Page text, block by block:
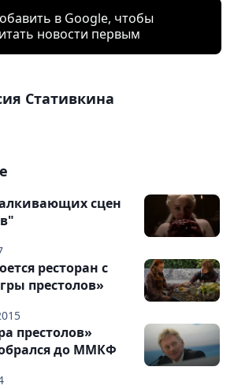
в Google, чтобы
новости первым
Стативкина
сцен
ресторан с
престолов»
престолов»
до ММКФ